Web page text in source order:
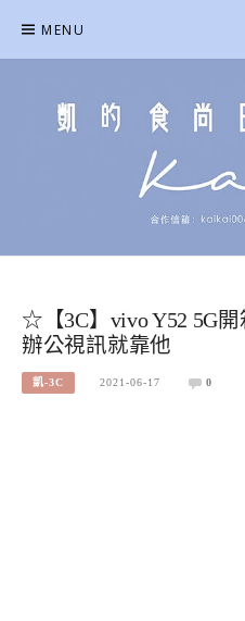
content
MENU
☆【3C】vivo Y52 5G
辦公視訊就靠他
凱-3C 2021-06-17 0